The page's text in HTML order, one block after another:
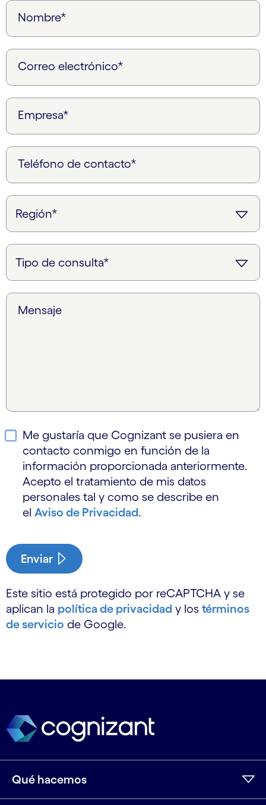
Nombre*
Correo electrónico*
Empresa*
Teléfono de contacto*
Mensaje
Me gustaría que Cognizant se pusiera en
contacto conmigo en función de la
información proporcionada anteriormente.
Acepto el tratamiento de mis datos
personales tal y como se describe en
el Aviso de Privacidad.
Enviar
Este sitio está protegido por reCAPTCHA y se
aplican la política de privacidad y los términos
de servicio de Google.
Qué hacemos